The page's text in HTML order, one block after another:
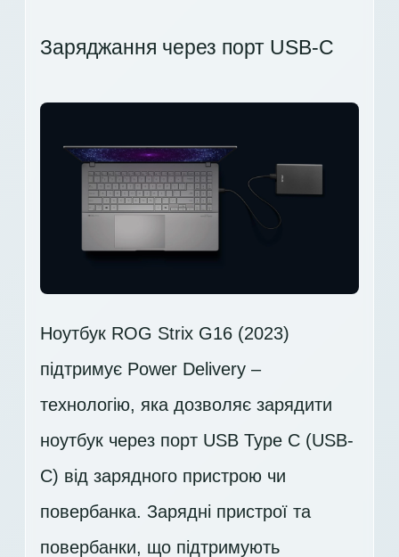
Заряджання через порт USB-C
Ноутбук ROG Strix G16 (2023)
підтримує Power Delivery –
технологію, яка дозволяє зарядити
ноутбук через порт USB Type C (USB-
C) від зарядного пристрою чи
повербанка. Зарядні пристрої та
повербанки, що підтримують